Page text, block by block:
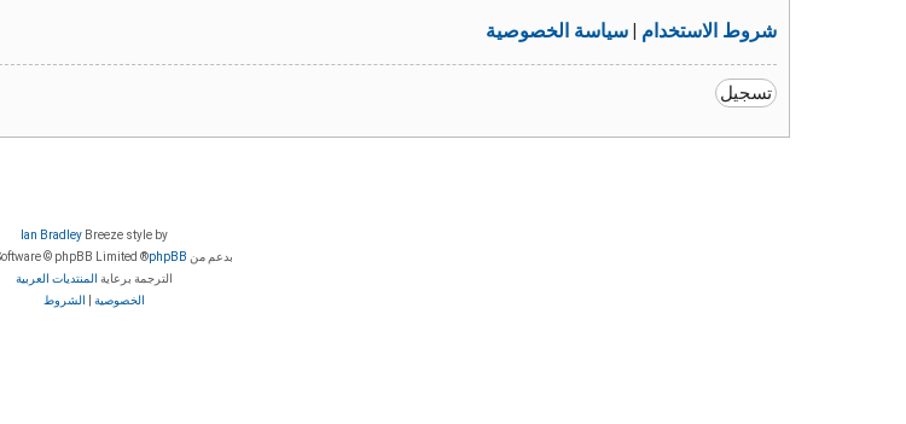
شروط الاستخدام سياسة الخصوصية
تسجيل
Breeze style by
Ian Bradley
بدعم من phpBB
® Forum Software © phpBB Limited
الترجمة برعاية المنتديات العربية
الخصوصية
الشروط